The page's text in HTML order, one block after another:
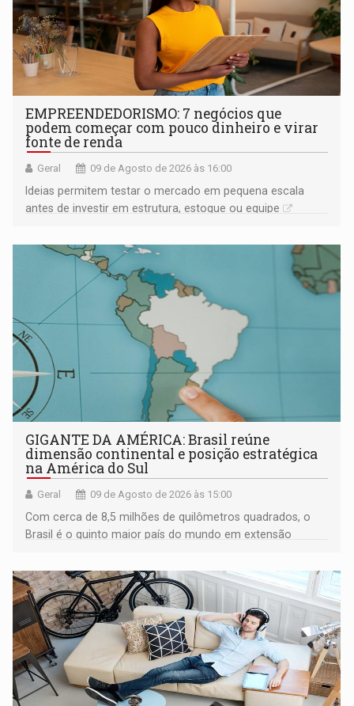
EMPREENDEDORISMO: 7 negócios que
podem começar com pouco dinheiro e virar
fonte de renda
Geral 09 de Agosto de 2026 às 16:00
Ideias permitem testar o mercado em pequena escala
antes de investir em estrutura, estoque ou equipe
GIGANTE DA AMÉRICA: Brasil reúne
dimensão continental e posição estratégica
na América do Sul
Geral 09 de Agosto de 2026 às 15:00
Com cerca de 8,5 milhões de quilômetros quadrados, o
Brasil é o quinto maior país do mundo em extensão